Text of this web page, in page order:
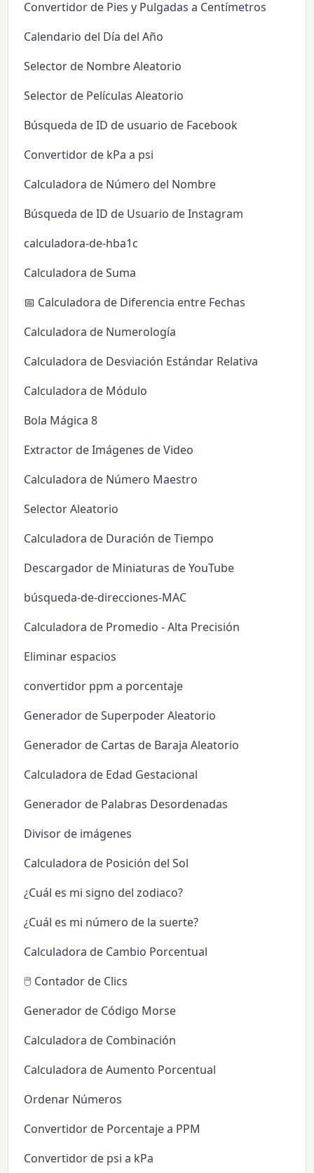
Convertidor de Pies y Pulgadas a Centímetros
Calendario del Día del Año
Selector de Nombre Aleatorio
Selector de Películas Aleatorio
Búsqueda de ID de usuario de Facebook
Convertidor de kPa a psi
Calculadora de Número del Nombre
Búsqueda de ID de Usuario de Instagram
calculadora-de-hba1c
Calculadora de Suma
📅 Calculadora de Diferencia entre Fechas
Calculadora de Numerología
Calculadora de Desviación Estándar Relativa
Calculadora de Módulo
Bola Mágica 8
Extractor de Imágenes de Video
Calculadora de Número Maestro
Selector Aleatorio
Calculadora de Duración de Tiempo
Descargador de Miniaturas de YouTube
búsqueda-de-direcciones-MAC
Calculadora de Promedio - Alta Precisión
Eliminar espacios
convertidor ppm a porcentaje
Generador de Superpoder Aleatorio
Generador de Cartas de Baraja Aleatorio
Calculadora de Edad Gestacional
Generador de Palabras Desordenadas
Divisor de imágenes
Calculadora de Posición del Sol
¿Cuál es mi signo del zodiaco?
¿Cuál es mi número de la suerte?
Calculadora de Cambio Porcentual
🖱️ Contador de Clics
Generador de Código Morse
Calculadora de Combinación
Calculadora de Aumento Porcentual
Ordenar Números
Convertidor de Porcentaje a PPM
Convertidor de psi a kPa